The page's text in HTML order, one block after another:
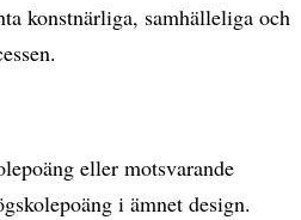
konstnärliga, samhälleliga och
eller motsvarande
i ämnet design.